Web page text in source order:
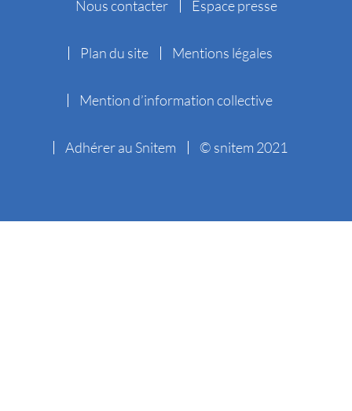
Nous contacter Espace presse
Plan du site Mentions légales
Mention d’information collective
Adhérer au Snitem © snitem 2021